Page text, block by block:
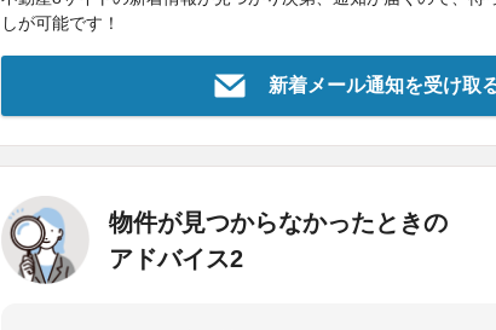
しが可能です！
新着メール通知を受け取
物件が見つからなかったときの
アドバイス2